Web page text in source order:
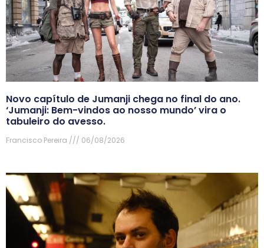
Novo capítulo de Jumanji chega no final do ano.
‘Jumanji: Bem-vindos ao nosso mundo’ vira o
tabuleiro do avesso.
Francisco Pereira 06/08/2026